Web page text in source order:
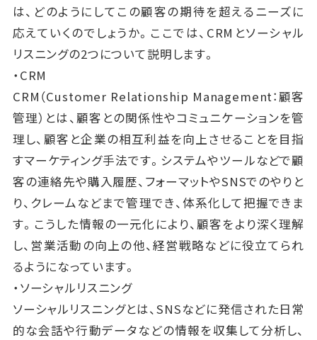
は、どのようにしてこの顧客の期待を超えるニーズに
応えていくのでしょうか。ここでは、CRMとソーシャル
リスニングの2つについて説明します。
・CRM
CRM（Customer Relationship Management：顧客
管理）とは、顧客との関係性やコミュニケーションを管
理し、顧客と企業の相互利益を向上させることを目指
すマーケティング手法です。システムやツールなどで顧
客の連絡先や購入履歴、フォーマットやSNSでのやりと
り、クレームなどまで管理でき、体系化して把握できま
す。こうした情報の一元化により、顧客をより深く理解
し、営業活動の向上の他、経営戦略などに役立てられ
るようになっています。
・ソーシャルリスニング
ソーシャルリスニングとは、SNSなどに発信された日常
的な会話や行動データなどの情報を収集して分析し、